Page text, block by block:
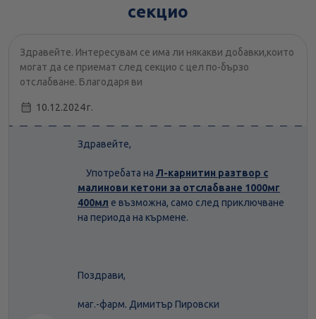
секцио
Здравейте. Интересувам се има ли някакви добавки,които
могат да се приемат след секцио с цел по-бързо
отслабване. Благодаря ви
10.12.2024 г.
Здравейте,
Употребата на Л-карнитин разтвор с
малинови кетони за отслабване 1000мг
400мл е възможна, само след приключване
на периода на кърмене.
Поздрави,
маг.-фарм. Димитър Пировски